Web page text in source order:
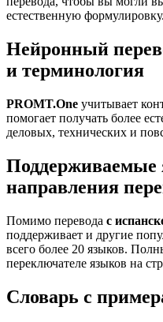
естественную формулировку.
Нейронный
и терминология
PROMT.One учитывает
помогает получать более
деловых, технических и
Поддерживаемые
направления
Помимо перевода с
поддерживает и другие
всего более 20 языков.
переключателе языков на
Словарь с